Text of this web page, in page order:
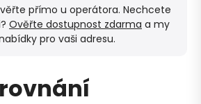
přímo u operátora. Nechcete
Ověřte dostupnost zdarma a my
pro vaši adresu.